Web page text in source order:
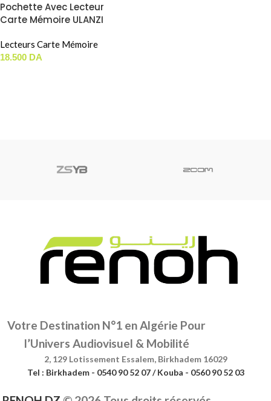
Pochette Avec Lecteur
Carte Mémoire ULANZI
SD | CFA )
Lecteurs Carte Mémoire
18.500 DA
Votre Destination N°1 en Algérie Pour
l’Univers Audiovisuel & Mobilité
2, 129 Lotissement Essalem, Birkhadem 16029
Tel : Birkhadem - 0540 90 52 07 / Kouba - 0560 90 52 03